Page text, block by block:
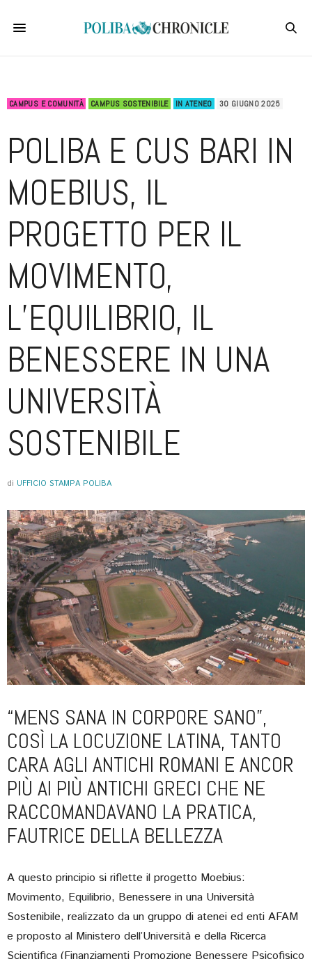
CAMPUS E COMUNITÀ CAMPUS SOSTENIBILE IN ATENEO 30 GIUGNO 2025
POLIBA E CUS BARI IN
MOEBIUS, IL
PROGETTO PER IL
MOVIMENTO,
L’EQUILIBRIO, IL
BENESSERE IN UNA
UNIVERSITÀ
SOSTENIBILE
di UFFICIO STAMPA POLIBA
“MENS SANA IN CORPORE SANO”,
COSÌ LA LOCUZIONE LATINA, TANTO
CARA AGLI ANTICHI ROMANI E ANCOR
PIÙ AI PIÙ ANTICHI GRECI CHE NE
RACCOMANDAVANO LA PRATICA,
FAUTRICE DELLA BELLEZZA
A questo principio si riflette il progetto Moebius:
Movimento, Equilibrio, Benessere in una Università
Sostenibile, realizzato da un gruppo di atenei ed enti AFAM
e proposto al Ministero dell’Università e della Ricerca
Scientifica (Finanziamenti Promozione Benessere Psicofisico